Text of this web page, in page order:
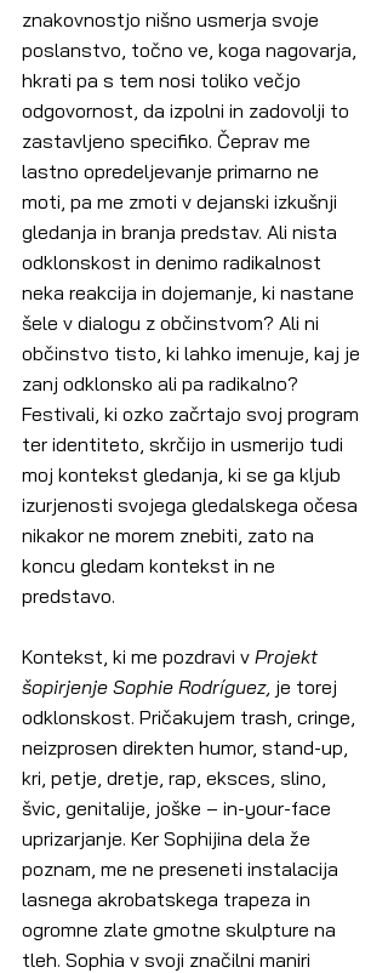
znakovnostjo nišno usmerja svoje
poslanstvo, točno ve, koga nagovarja,
hkrati pa s tem nosi toliko večjo
odgovornost, da izpolni in zadovolji to
zastavljeno specifiko. Čeprav me
lastno opredeljevanje primarno ne
moti, pa me zmoti v dejanski izkušnji
gledanja in branja predstav. Ali nista
odklonskost in denimo radikalnost
neka reakcija in dojemanje, ki nastane
šele v dialogu z občinstvom? Ali ni
občinstvo tisto, ki lahko imenuje, kaj je
zanj odklonsko ali pa radikalno?
Festivali, ki ozko začrtajo svoj program
ter identiteto, skrčijo in usmerijo tudi
moj kontekst gledanja, ki se ga kljub
izurjenosti svojega gledalskega očesa
nikakor ne morem znebiti, zato na
koncu gledam kontekst in ne
predstavo.
Kontekst, ki me pozdravi v Projekt
šopirjenje Sophie Rodríguez, je torej
odklonskost. Pričakujem trash, cringe,
neizprosen direkten humor, stand-up,
kri, petje, dretje, rap, eksces, slino,
švic, genitalije, joške – in-your-face
uprizarjanje. Ker Sophijina dela že
poznam, me ne preseneti instalacija
lasnega akrobatskega trapeza in
ogromne zlate gmotne skulpture na
tleh. Sophia v svoji značilni maniri